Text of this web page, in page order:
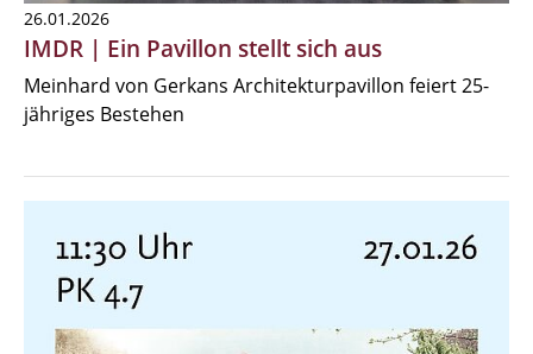
26.01.2026
IMDR | Ein Pavillon stellt sich aus
Meinhard von Gerkans Architekturpavillon feiert 25-
jähriges Bestehen